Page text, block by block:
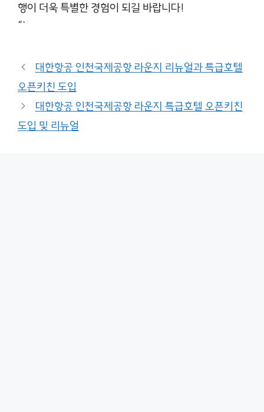
행이 더욱 특별한 경험이 되길 바랍니다!
“`
대한항공 인천국제공항 라운지 리뉴얼과 특급호텔
오픈키친 도입
대한항공 인천국제공항 라운지 특급호텔 오픈키친
도입 및 리뉴얼